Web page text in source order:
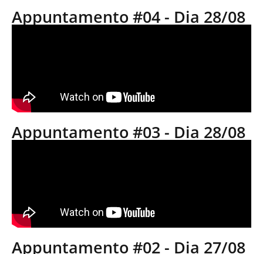
Appuntamento #04 - Dia 28/08
Appuntamento #03 - Dia 28/08
Appuntamento #02 - Dia 27/08